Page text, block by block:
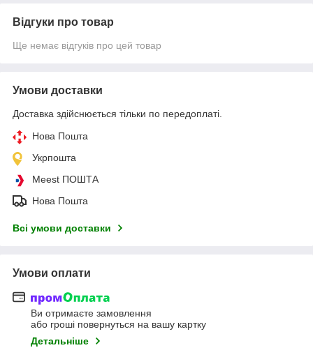
Відгуки про товар
Ще немає відгуків про цей товар
Умови доставки
Доставка здійснюється тільки по передоплаті.
Нова Пошта
Укрпошта
Meest ПОШТА
Нова Пошта
Всі умови доставки
Умови оплати
Ви отримаєте замовлення
або гроші повернуться на вашу картку
Детальніше